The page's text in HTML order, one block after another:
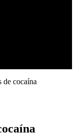
de cocaína